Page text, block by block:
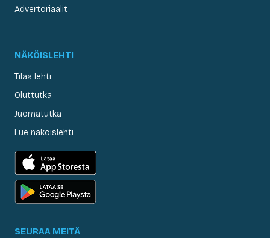
Advertoriaalit
NÄKÖISLEHTI
Tilaa lehti
Oluttutka
Juomatutka
Lue näköislehti
SEURAA MEITÄ